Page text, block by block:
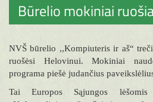
Būrelio mokiniai
NVŠ būrelio ,,Kompiuteris ir aš“
ruošėsi Helovinui. Mokiniai
programa piešė judančius
Tai Europos Sąjungos lėšomis